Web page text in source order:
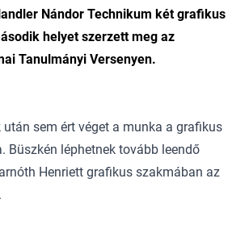
Nándor Technikum két grafikus
helyet szerzett meg az
Tanulmányi Versenyen.
után sem ért véget a munka a grafikus
Büszkén léphetnek tovább leendő
Henriett grafikus szakmában az